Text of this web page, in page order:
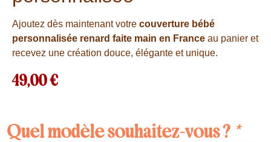
Ajoutez dès maintenant votre couverture bébé
personnalisée renard faite main en France au panier et
recevez une création douce, élégante et unique.
49,00€
Quel modèle souhaitez-vous ? *